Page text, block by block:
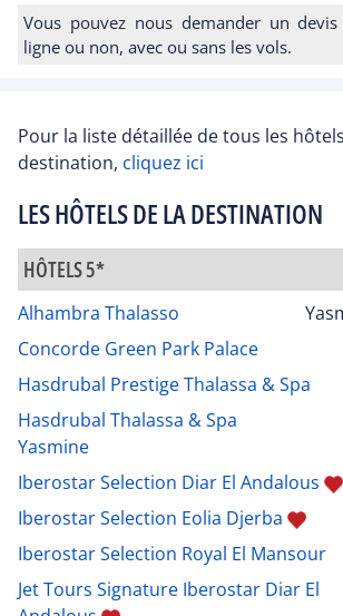
Vous pouvez nous demander un
ligne ou non, avec ou sans les vols.
Pour la liste détaillée de tous les
destination, cliquez ici
LES HÔTELS DE LA DESTINATION
HÔTELS 5*
Alhambra Thalasso
Concorde Green Park Palace
Hasdrubal Prestige Thalassa & Spa
Hasdrubal Thalassa & Spa
Yasmine
Iberostar Selection Diar El Andalous
Iberostar Selection Eolia Djerba
Iberostar Selection Royal El Mansour
Jet Tours Signature Iberostar Diar El